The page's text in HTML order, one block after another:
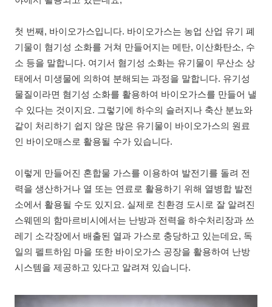
첫 번째, 바이오가스입니다. 바이오가스는 농업 산업 유기 폐
기물이 혐기성 소화를 거쳐 만들어지는 메탄, 이산화탄소, 수
소 등을 말합니다. 여기서 혐기성 소화는 유기물이 무산소 상
태에서 미생물에 의하여 분해되는 과정을 말합니다. 유기성
물질이라면 혐기성 소화를 활용하여 바이오가스를 만들어 낼
수 있다는 것이지요. 그렇기에 하수의 슬러지나 축산 분뇨와
같이 처리하기 쉽지 않은 많은 유기물이 바이오가스의 원료
인 바이오매스로 활용될 수가 있습니다.
이렇게 만들어진 혼합물 가스를 이용하여 발전기를 돌려 전
력을 생산하거나 열 또는 연료로 활용하기 위해 열병합 발전
소에서 활용될 수도 있지요. 실제로 친환경 도시로 잘 알려진
스웨덴의 함마르비시에서는 난방과 전력을 하수처리장과 쓰
레기 소각장에서 배출된 열과 가스로 충당하고 있는데요, 독
일의 펠트하임 마을 또한 바이오가스 공장을 활용하여 난방
시스템을 제공하고 있다고 알려져 있습니다.